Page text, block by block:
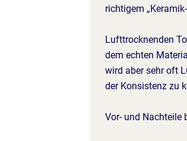
richtigem
Lufttrocknenden
dem echten
wird aber sehr oft
der Konsistenz zu
Vor- und Nachteile